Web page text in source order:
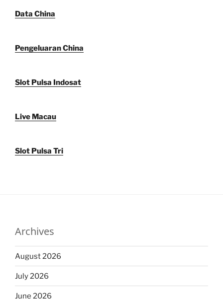
Data China
Pengeluaran China
Slot Pulsa Indosat
Live Macau
Slot Pulsa Tri
Archives
August 2026
July 2026
June 2026